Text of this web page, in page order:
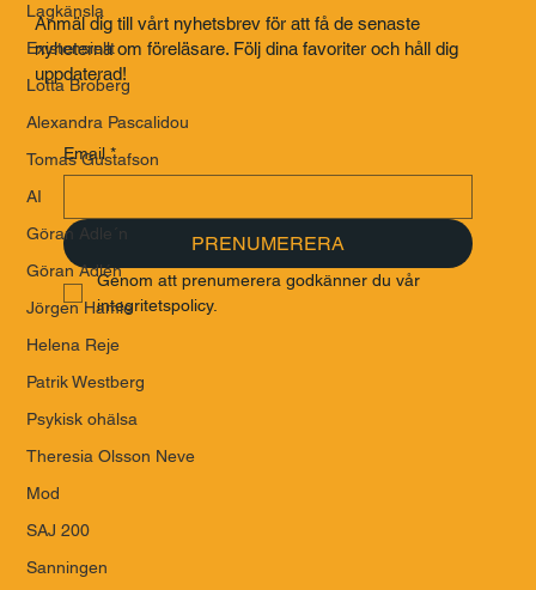
Lagkänsla
Existensiellt
Lotta Broberg
Alexandra Pascalidou
Tomas Gustafson
AI
Göran Adle´n
Göran Adlén
Jörgen Hamle
Helena Reje
Patrik Westberg
Psykisk ohälsa
Theresia Olsson Neve
Mod
SAJ 200
Sanningen
Anmäl dig till vårt nyhetsbrev för att få de senaste
nyheterna om föreläsare. Följ dina favoriter och håll dig
uppdaterad!
Email *
PRENUMERERA
Genom att prenumerera godkänner du vår
integritetspolicy.